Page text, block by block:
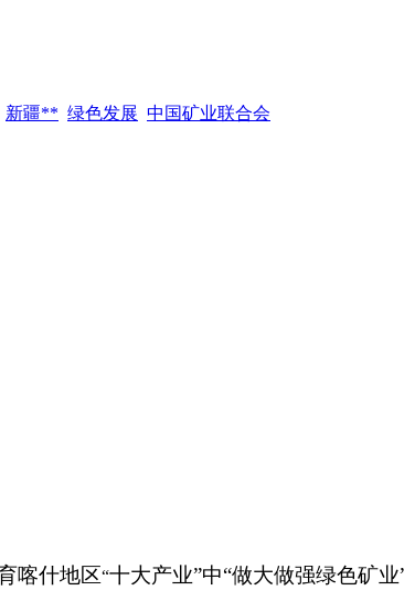
新疆** 绿色发展 中国矿业联合会
喀什地区“十大产业”中“做大做强绿色矿业